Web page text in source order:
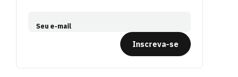
Seu e-mail
Inscreva-se